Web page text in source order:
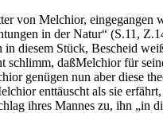
von Melchior,
in der Natur“ (S.11,
diesem Stück, Bescheid
daßMelchior für
genügen nun aber diese
enttäuscht als sie
ihres Mannes zu, ihn